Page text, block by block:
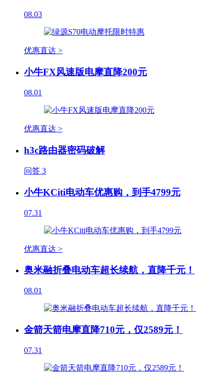
08.03
优惠直达 >
小牛FX风速版电摩直降200元
08.01
优惠直达 >
h3c路由器密码破解
问答 3
小牛KCiti电动车优惠购，到手4799元
07.31
优惠直达 >
奥米融折叠电动车超长续航，直降千元！
08.01
金箭天箭电摩直降710元，仅2589元！
07.31